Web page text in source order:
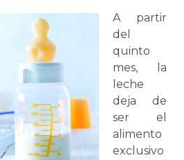
A partir
del
quinto
mes, la
leche
deja de
ser el
alimento
exclusivo